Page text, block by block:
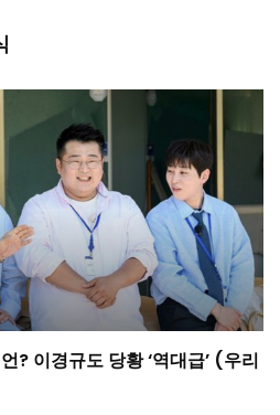
? 이경규도 당황 ‘역대급’ (우리